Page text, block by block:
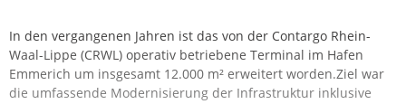
In den vergangenen Jahren ist das von der Contargo Rhein-
Waal-Lippe (CRWL) operativ betriebene Terminal im Hafen
Emmerich um insgesamt 12.000 m² erweitert worden.Ziel war
die umfassende Modernisierung der Infrastruktur inklusive